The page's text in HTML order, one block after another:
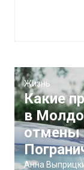
Жизнь
Какие
в
отмены
Анна